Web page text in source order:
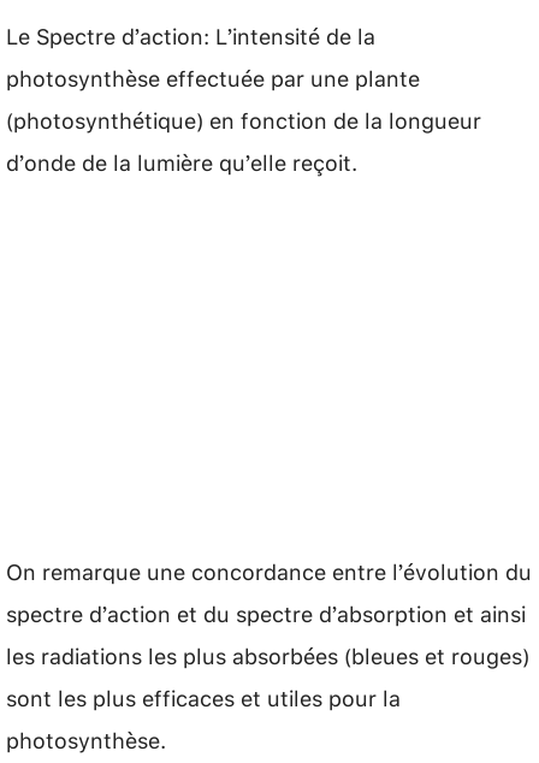
Le Spectre d’action: L’intensité de la
photosynthèse effectuée par une plante
(photosynthétique) en fonction de la longueur
d’onde de la lumière qu’elle reçoit.
On remarque une concordance entre l’évolution du
spectre d’action et du spectre d’absorption et ainsi
les radiations les plus absorbées (bleues et rouges)
sont les plus efficaces et utiles pour la
photosynthèse.